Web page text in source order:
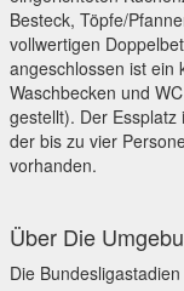
Besteck, Töpfe/
vollwertigen
angeschlossen ist ein
Waschbecken und
gestellt). Der
der bis zu vier
vorhanden.
Über Die
Die